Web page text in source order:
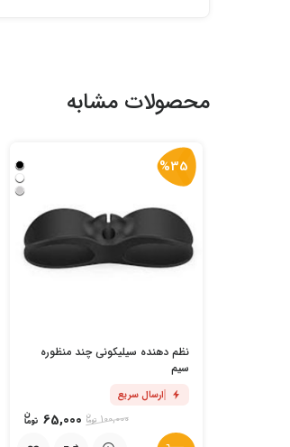
محصولات مشابه
%35
نظم دهنده سیلیکونی چند منظوره
سیم
ارسال سریع
100,000
65,000